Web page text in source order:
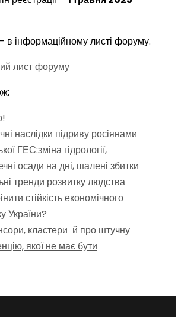
в інформаційному листі форуму.
лист форуму
наслідки підриву росіянами
ГЕС:зміна гідрології,
осади на дні, шалені збитки
тренди розвитку людства
стійкість економічного
України?
кластери й про штучну
якої не має бути